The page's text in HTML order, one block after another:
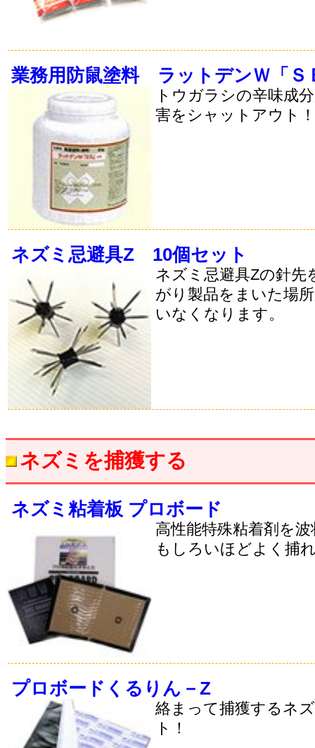
業務用防鼠塗料 ラットデンＷ「Ｓ
トウガラシの辛味成
害をシャットアウト
ネズミ忌避具Z 10個セット
ネズミ忌避具Zの針先
がり製品をまいた場
いなくなります。
ネズミを捕獲する
ネズミ粘着板 プロボード
高性能特殊粘着剤を
もしろいほどよく捕
プロボードくるりん－Z
絡まって捕獲するネ
ト！